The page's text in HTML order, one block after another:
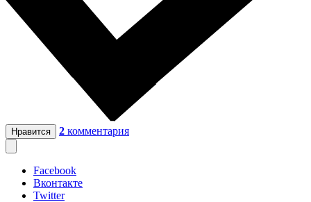
Нравится 2 комментария
Facebook
Вконтакте
Twitter